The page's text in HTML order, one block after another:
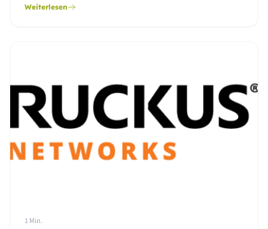
Weiterlesen
1 Min.